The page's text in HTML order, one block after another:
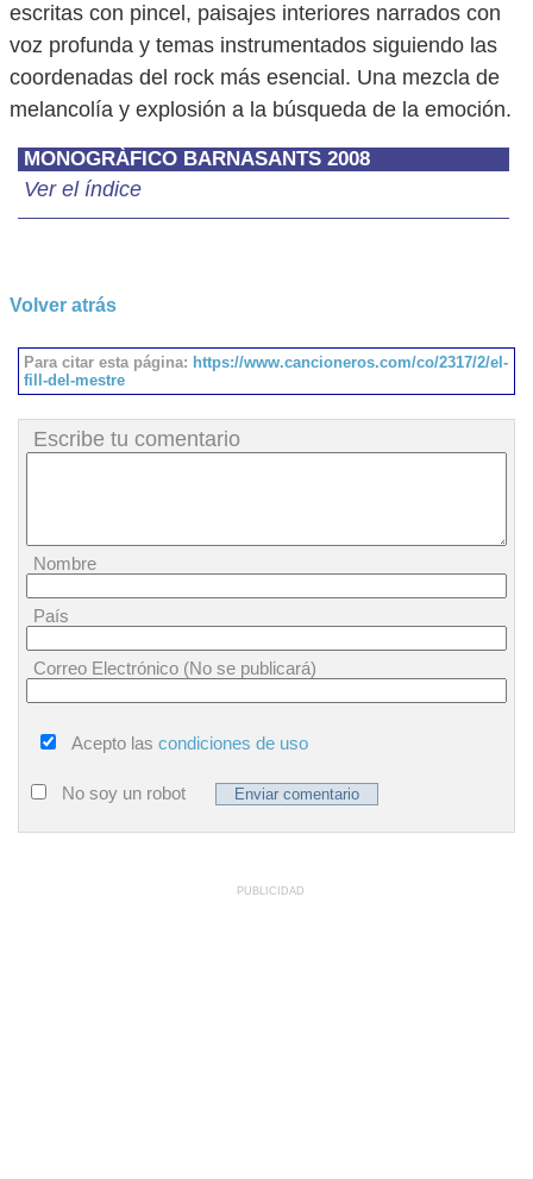
escritas con pincel, paisajes interiores narrados con
voz profunda y temas instrumentados siguiendo las
coordenadas del rock más esencial. Una mezcla de
melancolía y explosión a la búsqueda de la emoción.
MONOGRÀFICO BARNASANTS 2008
Ver el índice
Volver atrás
Para citar esta página: https://www.cancioneros.com/co/2317/2/el-
fill-del-mestre
Escribe tu comentario
Nombre
País
Correo Electrónico (No se publicará)
Acepto las condiciones de uso
No soy un robot
PUBLICIDAD